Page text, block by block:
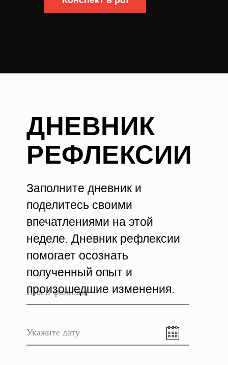
ДНЕВНИК
РЕФЛЕКСИИ
Заполните дневник и
поделитесь своими
впечатлениями на этой
неделе. Дневник рефлексии
помогает осознать
полученный опыт и
произошедшие изменения.